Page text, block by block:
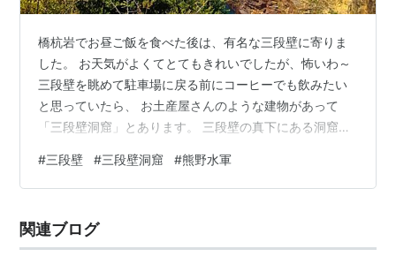
橋杭岩でお昼ご飯を食べた後は、有名な三段壁に寄りま
した。 お天気がよくてとてもきれいでしたが、怖いわ～
三段壁を眺めて駐車場に戻る前にコーヒーでも飲みたい
と思っていたら、 お土産屋さんのような建物があって
「三段壁洞窟」とあります。 三段壁の真下にある洞窟ま
い。 オットがぜひ行ってみようと言うので、一人1,500
円払って洞窟内へ。 この洞窟は熊野水軍が船を隠した場
ていたり、 熊野水軍番所小屋や瀬戸鉛山（せとかなや
ま）鉱山跡が復元されたりしています。 牟婁大辯才天：
#三段壁 #三段壁洞窟 #熊野水軍
関連ブログ